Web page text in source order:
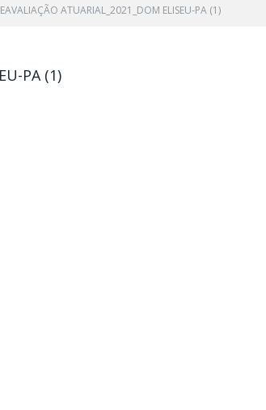
ATUARIAL_2021_DOM ELISEU-PA (1)
PA (1)